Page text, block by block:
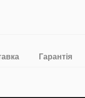
Гарантія